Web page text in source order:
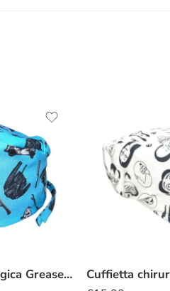
Cuffietta chirurgica Grease Birds